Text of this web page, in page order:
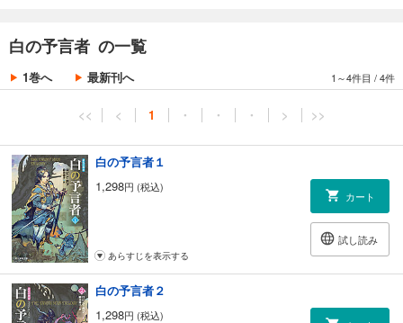
白の予言者 の一覧
1巻へ 最新刊へ 1～4件目 /4件
<< < 1 ・ ・ ・ > >>
白の予言者１
1,298円 (税込)
カート
試し読み
あらすじを表示する
白の予言者２
1,298円 (税込)